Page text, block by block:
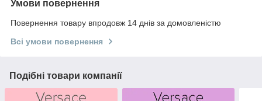
Умови повернення
Повернення товару впродовж 14 днів за домовленістю
Всі умови повернення
Подібні товари компанії